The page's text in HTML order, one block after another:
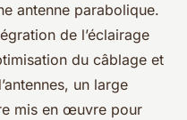
antenne parabolique.
de l’éclairage
du câblage et
un large
mis en œuvre pour